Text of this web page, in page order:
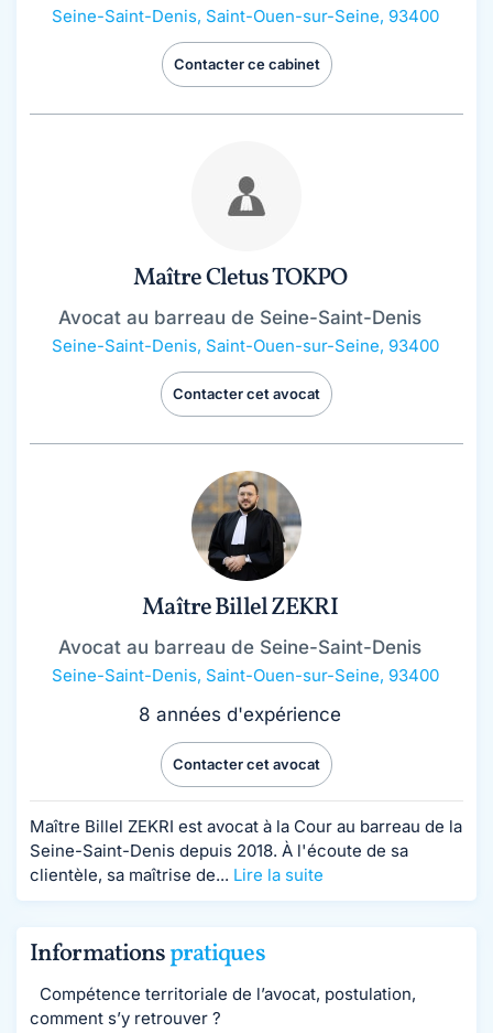
Seine-Saint-Denis, Saint-Ouen-sur-Seine, 93400
Contacter ce cabinet
Maître Cletus TOKPO
Avocat au barreau de Seine-Saint-Denis
Seine-Saint-Denis, Saint-Ouen-sur-Seine, 93400
Contacter cet avocat
Maître Billel ZEKRI
Avocat au barreau de Seine-Saint-Denis
Seine-Saint-Denis, Saint-Ouen-sur-Seine, 93400
8 années d'expérience
Contacter cet avocat
Maître Billel ZEKRI est avocat à la Cour au barreau de la
Seine-Saint-Denis depuis 2018. À l'écoute de sa
clientèle, sa maîtrise de... Lire la suite
Informationspratiques
Compétence territoriale de l’avocat, postulation,
comment s’y retrouver ?